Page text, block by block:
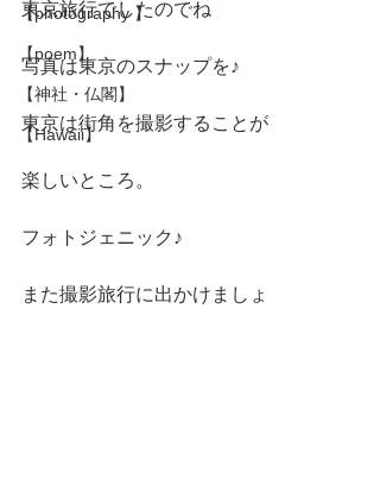
【photography 】
【poem】
【神社・仏閣】
【Hawaii】
東京旅行でしたのでね
写真は東京のスナップを♪
東京は街角を撮影することが
楽しいところ。
フォトジェニック♪
また撮影旅行に出かけましょ